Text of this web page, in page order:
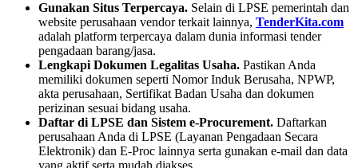
Gunakan Situs Terpercaya. Selain di LPSE pemerintah dan
website perusahaan vendor terkait lainnya, TenderKita.com
adalah platform terpercaya dalam dunia informasi tender
pengadaan barang/jasa.
Lengkapi Dokumen Legalitas Usaha. Pastikan Anda
memiliki dokumen seperti Nomor Induk Berusaha, NPWP,
akta perusahaan, Sertifikat Badan Usaha dan dokumen
perizinan sesuai bidang usaha.
Daftar di LPSE dan Sistem e-Procurement. Daftarkan
perusahaan Anda di LPSE (Layanan Pengadaan Secara
Elektronik) dan E-Proc lainnya serta gunakan e-mail dan data